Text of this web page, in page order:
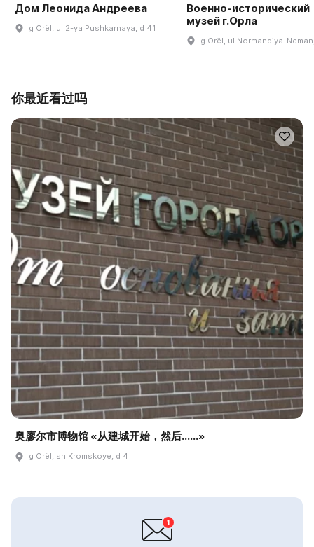
Дом Леонида Андреева
g Orël, ul 2-ya Pushkarnaya, d 41
Военно-исторический
музей г.Орла
g Orël, ul Normandiya-
你最近看过吗
奥廖尔市博物馆 «从建城开始，然后……»
g Orël, sh Kromskoye, d 4